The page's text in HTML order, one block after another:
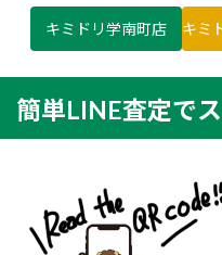
キミドリ学南町店 キミ
簡単LINE査定で